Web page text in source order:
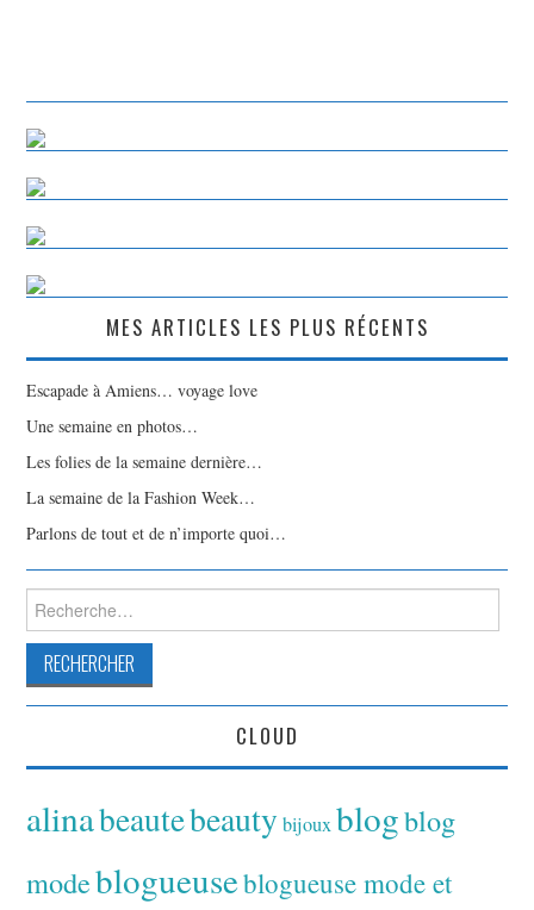
MES ARTICLES LES PLUS RÉCENTS
Escapade à Amiens… voyage love
Une semaine en photos…
Les folies de la semaine dernière…
La semaine de la Fashion Week…
Parlons de tout et de n’importe quoi…
Rechercher :
CLOUD
alinabeautebeauty bijoux blogblog
modeblogueuseblogueuse mode et